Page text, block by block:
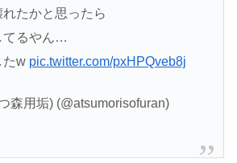
たかと思ったら
てるやん…
たw pic.twitter.com/pxHPQveb8j
森用垢) (@atsumorisofuran)